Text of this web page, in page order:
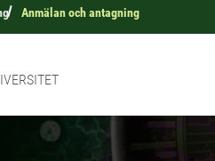
Anmälan och antagning